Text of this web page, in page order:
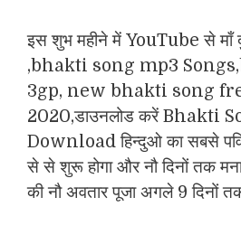
इस शुभ महीने में YouTube से माँ
,bhakti song mp3
3gp, new bhakti song
2020,डाउनलोड करें Bhakti
Download हिन्दुओ का सबसे
से से शुरू होगा और नौ दिनों तक
की नौ अवतार पूजा अगले 9 दिनों